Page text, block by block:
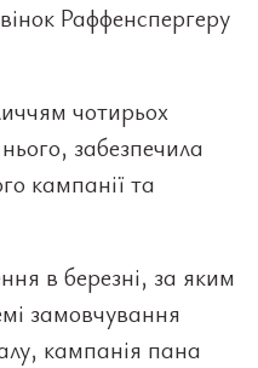
Раффенспергеру
чотирьох
забезпечила
кампанії та
в березні, за яким
замовчування
кампанія пана